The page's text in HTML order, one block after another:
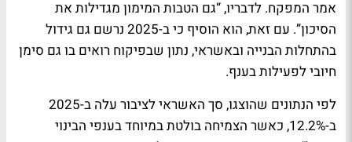
אמר המפקח. לדבריו, “גם הטבות המימון מגדילות את
הסיכון”. עם זאת, הוא הוסיף כי ב-2025 נרשם גם גידול
בהתחלות הבנייה ובאשראי, נתון שבפיקוח רואים בו גם סימן
חיובי לפעילות בענף.
לפי הנתונים שהוצגו, סך האשראי לציבור עלה ב-2025
ב-12.2%, כאשר הצמיחה בולטת במיוחד בענפי הבינוי